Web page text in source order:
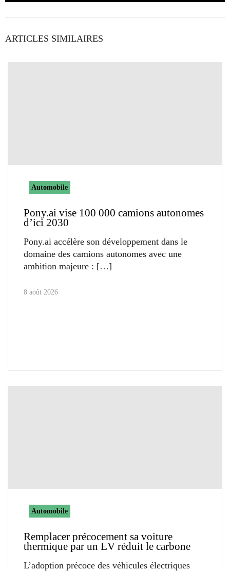
ARTICLES SIMILAIRES
Automobile
Pony.ai vise 100 000 camions autonomes
d’ici 2030
Pony.ai accélère son développement dans le
domaine des camions autonomes avec une
ambition majeure :
8 août 2026
Automobile
Remplacer précocement sa voiture
thermique par un EV réduit le carbone
L’adoption précoce des véhicules électriques